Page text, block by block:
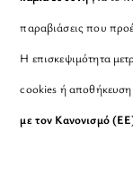
παραβιάσεις που
Η επισκεψιμότητα
cookies ή
με τον Κανονισμό